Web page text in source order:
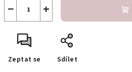
+
−
Zeptat se Sdílet